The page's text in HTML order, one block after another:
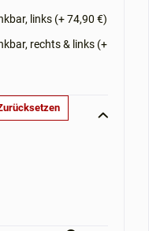
links (+ 74,90 €)
rechts & links (+